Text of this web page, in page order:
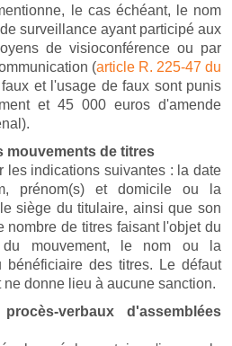
le cas échéant, le nom
surveillance ayant participé aux
de visioconférence ou par
(article R. 225-47 du
et l'usage de faux sont punis
et 45 000 euros d'amende
mouvements de titres
les indications suivantes : la date
prénom(s) et domicile ou la
siège du titulaire, ainsi que son
nombre de titres faisant l'objet du
du mouvement, le nom ou la
bénéficiaire des titres. Le défaut
donne lieu à aucune sanction.
verbaux d'assemblées